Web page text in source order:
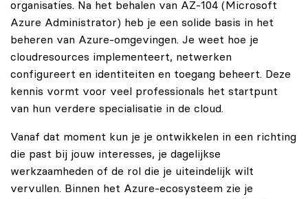
organisaties. Na het behalen van AZ-104 (Microsoft
Azure Administrator) heb je een solide basis in het
beheren van Azure-omgevingen. Je weet hoe je
cloudresources implementeert, netwerken
configureert en identiteiten en toegang beheert. Deze
kennis vormt voor veel professionals het startpunt
van hun verdere specialisatie in de cloud.
Vanaf dat moment kun je je ontwikkelen in een richting
die past bij jouw interesses, je dagelijkse
werkzaamheden of de rol die je uiteindelijk wilt
vervullen. Binnen het Azure-ecosysteem zie je